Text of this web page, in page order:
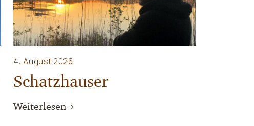
4. August 2026
Schatzhauser
Weiterlesen